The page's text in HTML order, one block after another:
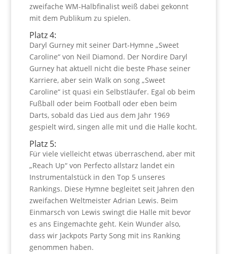
zweifache WM-Halbfinalist weiß dabei gekonnt
mit dem Publikum zu spielen.
Platz 4:
Daryl Gurney mit seiner Dart-Hymne „Sweet
Caroline“ von Neil Diamond. Der Nordire Daryl
Gurney hat aktuell nicht die beste Phase seiner
Karriere, aber sein Walk on song „Sweet
Caroline“ ist quasi ein Selbstläufer. Egal ob beim
Fußball oder beim Football oder eben beim
Darts, sobald das Lied aus dem Jahr 1969
gespielt wird, singen alle mit und die Halle kocht.
Platz 5:
Für viele vielleicht etwas überraschend, aber mit
„Reach Up“ von Perfecto allstarz landet ein
Instrumentalstück in den Top 5 unseres
Rankings. Diese Hymne begleitet seit Jahren den
zweifachen Weltmeister Adrian Lewis. Beim
Einmarsch von Lewis swingt die Halle mit bevor
es ans Eingemachte geht. Kein Wunder also,
dass wir Jackpots Party Song mit ins Ranking
genommen haben.